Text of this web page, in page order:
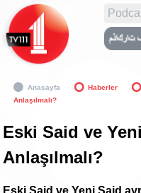
Anasayfa Haberler
Anlaşılmalı?
Eski Said ve Yeni
Anlaşılmalı?